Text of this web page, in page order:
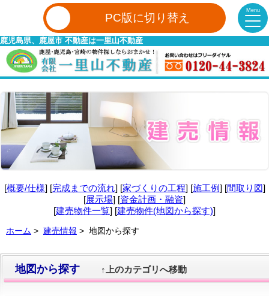
Menu
PC版に切り替え
鹿児島県、鹿屋市 不動産は一里山不動産
[概要/仕様] [完成までの流れ] [家づくりの工程] [施工例] [間取り図]
[展示場] [資金計画・融資]
[建売物件一覧] [建売物件(地図から探す)]
ホーム > 建売情報 > 地図から探す
地図から探す ↑上のカテゴリへ移動